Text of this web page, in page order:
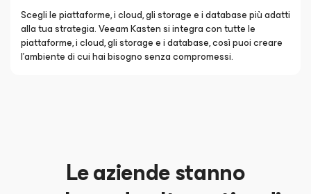
Scegli le piattaforme, i cloud, gli storage e i database più adatti
alla tua strategia. Veeam Kasten si integra con tutte le
piattaforme, i cloud, gli storage e i database, così puoi creare
l'ambiente di cui hai bisogno senza compromessi.
Le aziende stanno